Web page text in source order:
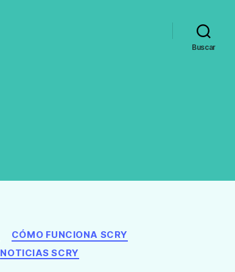
Buscar
CÓMO FUNCIONA SCRY
NOTICIAS SCRY